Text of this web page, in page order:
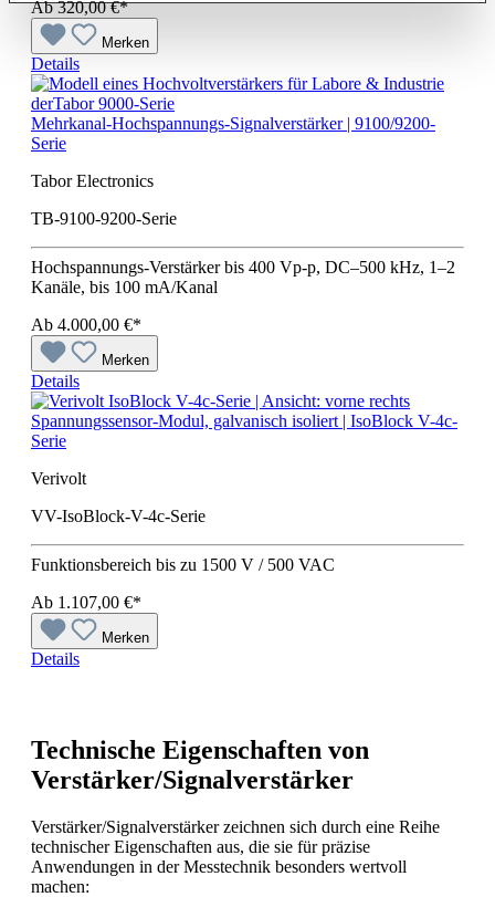
Ab320,00 €*
Merken
Details
Mehrkanal-Hochspannungs-Signalverstärker | 9100/9200-
Serie
Tabor Electronics
TB-9100-9200-Serie
Hochspannungs-Verstärker bis 400 Vp-p, DC–500 kHz, 1–2
Kanäle, bis 100 mA/Kanal
Ab 4.000,00 €*
Merken
Details
Spannungssensor-Modul, galvanisch isoliert | IsoBlock V-4c-
Serie
Verivolt
VV-IsoBlock-V-4c-Serie
Funktionsbereich bis zu 1500 V / 500 VAC
Ab 1.107,00 €*
Merken
Details
Technische Eigenschaften von
Verstärker/Signalverstärker
Verstärker/Signalverstärker zeichnen sich durch eine Reihe
technischer Eigenschaften aus, die sie für präzise
Anwendungen in der Messtechnik besonders wertvoll
machen: